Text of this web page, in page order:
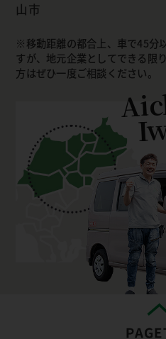
山市
移動距離の都合上、車で45分
すが、地元企業としてできる限
方はぜひ一度ご相談ください。